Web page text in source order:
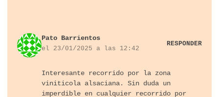
Pato Barrientos
el 23/01/2025 a las 12:42
RESPONDER
Interesante recorrido por la zona
viniticola alsaciana. Sin duda un
imperdible en cualquier recorrido por